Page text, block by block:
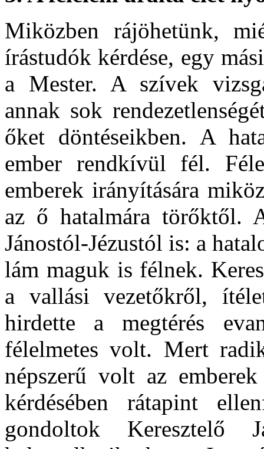
Miközben rájöhetünk,
írástudók kérdése, egy
a Mester. A szívek
annak sok
őket döntéseikben. A
ember rendkívül fél.
emberek irányítására
az ő hatalmára törőktől.
Jánostól-Jézustól is: a
lám maguk is félnek.
a vallási vezetőkről,
hirdette a megtérés
félelmetes volt. Mert
népszerű volt az
kérdésében rátapint
gondoltok Keresztelő